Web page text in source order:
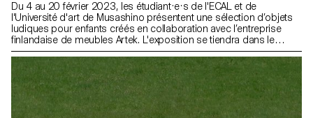
Du 4 au 20 février 2023, les étudiant·e·s de l'ECAL et de
l'Université d'art de Musashino présentent une sélection d’objets
ludiques pour enfants créés en collaboration avec l’entreprise
finlandaise de meubles Artek. L'exposition se tiendra dans le
magasin de la marque à Tokyo. Vernissage le 3 février à 19h00.